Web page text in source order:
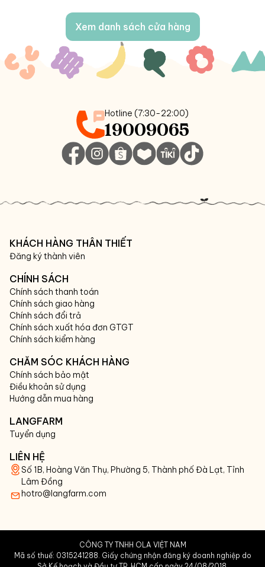
Xem danh sách cửa hàng
Hotline (7:30-22:00)
19009065
KHÁCH HÀNG THÂN THIẾT
Đăng ký thành viên
CHÍNH SÁCH
Chính sách thanh toán
Chính sách giao hàng
Chính sách đổi trả
Chính sách xuất hóa đơn GTGT
Chính sách kiểm hàng
CHĂM SÓC KHÁCH HÀNG
Chính sách bảo mật
Điều khoản sử dụng
Hướng dẫn mua hàng
LANGFARM
Tuyển dụng
LIÊN HỆ
Số 1B, Hoàng Văn Thụ, Phường 5, Thành phố Đà Lạt, Tỉnh
Lâm Đồng
hotro@langfarm.com
CÔNG TY TNHH OLA VIỆT NAM
Mã số thuế: 0315241288. Giấy chứng nhận đăng ký doanh nghiệp do